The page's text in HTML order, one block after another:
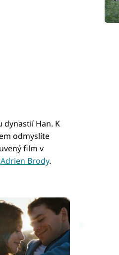
dynastií Han. K
odmyslíte
film v
Adrien Brody.